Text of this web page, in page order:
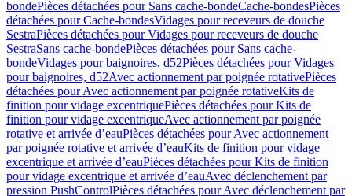
bondePièces détachées pour Sans cache-bondeCache-bondesPièces
détachées pour Cache-bondesVidages pour receveurs de douche
SestraPièces détachées pour Vidages pour receveurs de douche
SestraSans cache-bondePièces détachées pour Sans cache-
bondeVidages pour baignoires, d52Pièces détachées pour Vidages
pour baignoires, d52Avec actionnement par poignée rotativePièces
détachées pour Avec actionnement par poignée rotativeKits de
finition pour vidage excentriquePièces détachées pour Kits de
finition pour vidage excentriqueAvec actionnement par poignée
rotative et arrivée d’eauPièces détachées pour Avec actionnement
par poignée rotative et arrivée d’eauKits de finition pour vidage
excentrique et arrivée d’eauPièces détachées pour Kits de finition
pour vidage excentrique et arrivée d’eauAvec déclenchement par
pression PushControlPièces détachées pour Avec déclenchement par